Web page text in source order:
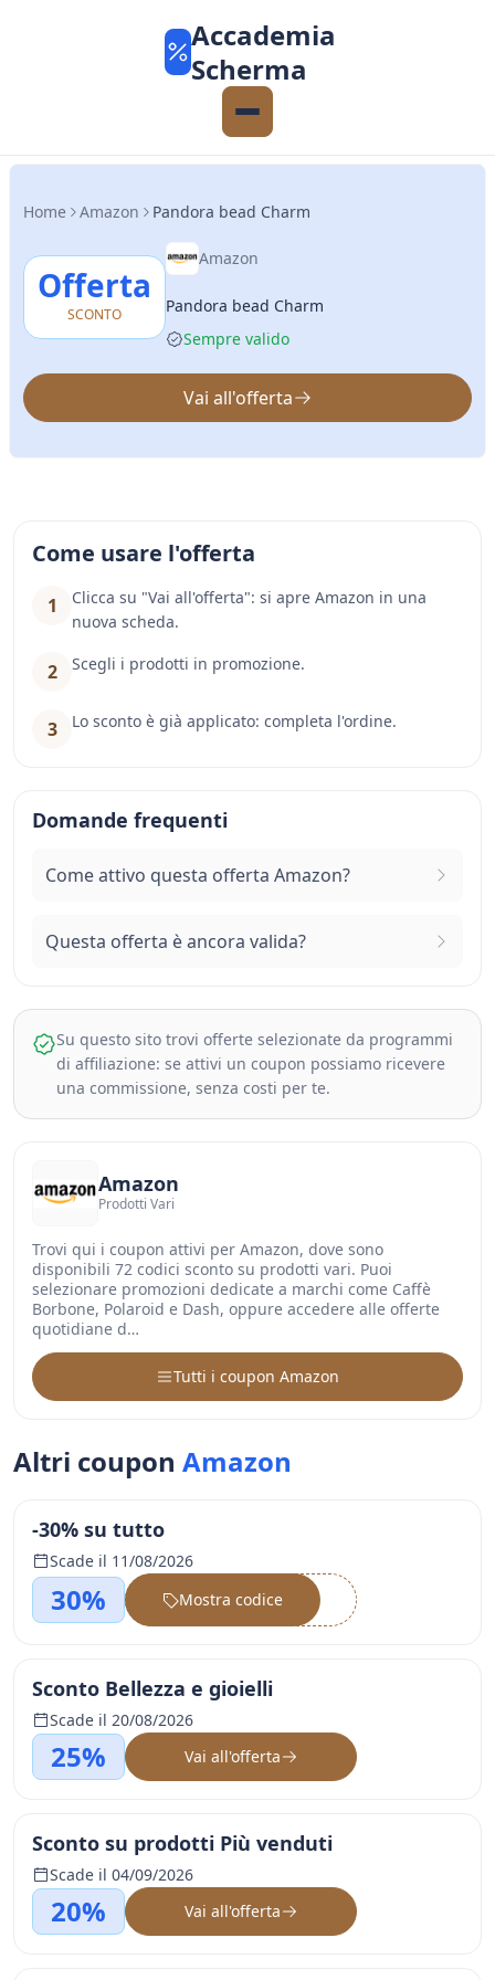
Accademia
Scherma
Home Amazon Pandora bead Charm
Offerta
SCONTO
Amazon
Pandora bead Charm
Sempre valido
Vai all'offerta
Come usare l'offerta
1
Clicca su "Vai all'offerta": si apre Amazon in una
nuova scheda.
2 Scegli i prodotti in promozione.
3 Lo sconto è già applicato: completa l'ordine.
Domande frequenti
Come attivo questa offerta Amazon?
Questa offerta è ancora valida?
Su questo sito trovi offerte selezionate da programmi
di affiliazione: se attivi un coupon possiamo ricevere
una commissione, senza costi per te.
Amazon
Prodotti Vari
Trovi qui i coupon attivi per Amazon, dove sono
disponibili 72 codici sconto su prodotti vari. Puoi
selezionare promozioni dedicate a marchi come Caffè
Borbone, Polaroid e Dash, oppure accedere alle offerte
quotidiane d…
Tutti i coupon Amazon
Altri coupon Amazon
-30% su tutto
Scade il 11/08/2026
30% ••••••
Mostra codice
Sconto Bellezza e gioielli
Scade il 20/08/2026
25% Vai all'offerta
Sconto su prodotti Più venduti
Scade il 04/09/2026
20% Vai all'offerta